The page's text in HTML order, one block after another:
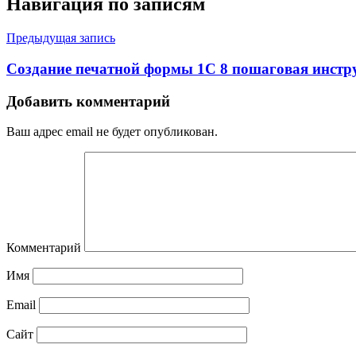
Навигация по записям
Предыдущая запись
Создание печатной формы 1С 8 пошаговая
Добавить комментарий
Ваш адрес email не будет опубликован.
Комментарий
Имя
Email
Сайт